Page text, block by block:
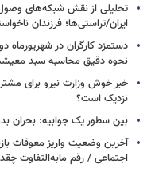
تحلیلی از نقش شبکه‌های وصول
ایران/تراستی‌ها؛ فرزندان
دستمزد کارگران در شهریورماه
نحوه دقیق محاسبه سبد
خبر خوش وزارت نیرو برای
نزدیک است؟
بین سطور یک جوابیه: بحران
آخرین وضعیت واریز معوقات
اجتماعی / رقم مابه‌التفاوت